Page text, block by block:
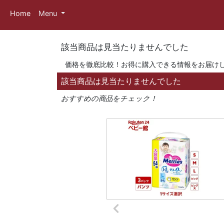
Home Menu
該当商品は見当たりませんでした
価格を徹底比較！お得に購入できる情報をお届け
該当商品は見当たりませんでした
おすすめの商品をチェック！